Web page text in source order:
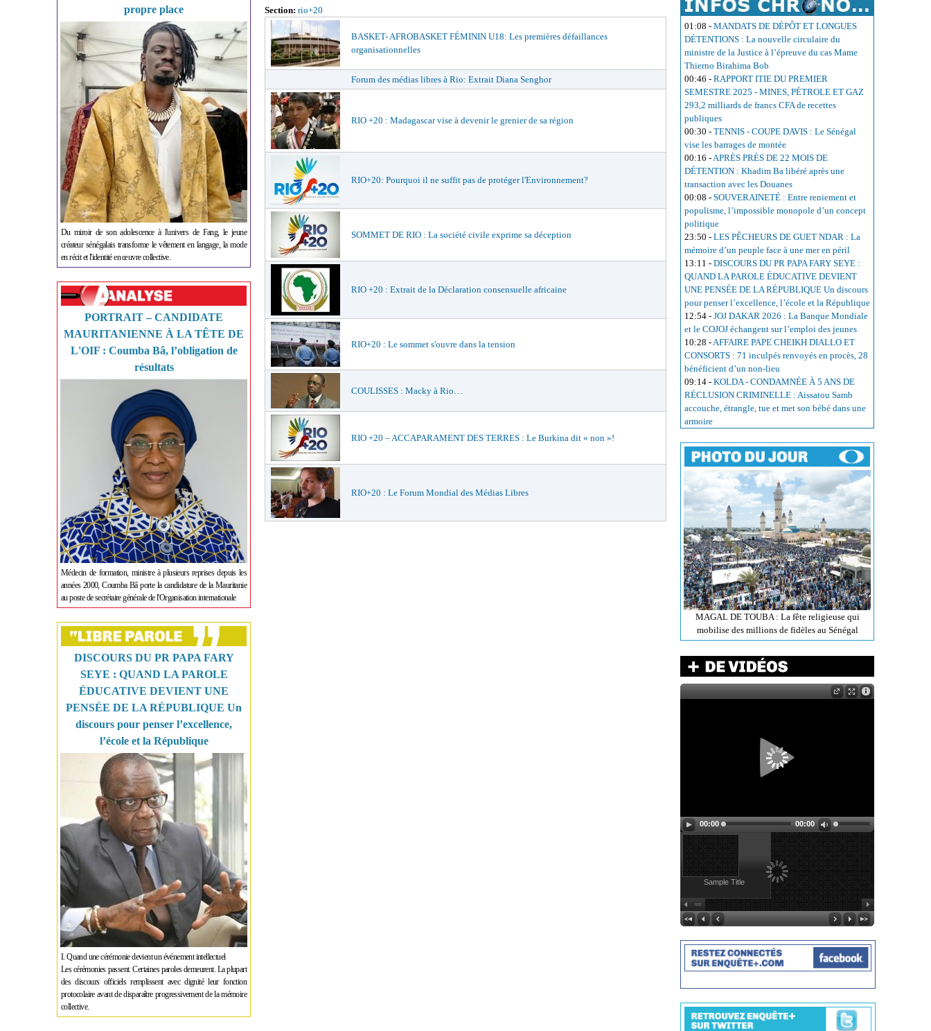
propre place
Du miroir de son adolescence à l'univers de Fang, le jeune
créateur sénégalais transforme le vêtement en langage, la mode
en récit et l'identité en œuvre collective.
PORTRAIT – CANDIDATE
MAURITANIENNE À LA TÊTE DE
L'OIF : Coumba Bâ, l’obligation de
résultats
Médecin de formation, ministre à plusieurs reprises depuis les
années 2000, Coumba Bâ porte la candidature de la Mauritanie
au poste de secrétaire générale de l'Organisation internationale
DISCOURS DU PR PAPA FARY
SEYE : QUAND LA PAROLE
ÉDUCATIVE DEVIENT UNE
PENSÉE DE LA RÉPUBLIQUE Un
discours pour penser l’excellence,
l’école et la République
I. Quand une cérémonie devient un événement intellectuel
Les cérémonies passent. Certaines paroles demeurent. La plupart
des discours officiels remplissent avec dignité leur fonction
protocolaire avant de disparaître progressivement de la mémoire
collective.
Section: rio+20
BASKET- AFROBASKET FÉMININ U18: Les premières défaillances
organisationnelles
Forum des médias libres à Rio: Extrait Diana Senghor
RIO +20 : Madagascar vise à devenir le grenier de sa région
RIO+20: Pourquoi il ne suffit pas de protéger l'Environnement?
SOMMET DE RIO : La société civile exprime sa déception
RIO +20 : Extrait de la Déclaration consensuelle africaine
RIO+20 : Le sommet s'ouvre dans la tension
COULISSES : Macky à Rio…
RIO +20 – ACCAPARAMENT DES TERRES : Le Burkina dit « non »!
RIO+20 : Le Forum Mondial des Médias Libres
01:08 - MANDATS DE DÉPÔT ET LONGUES
DÉTENTIONS : La nouvelle circulaire du
ministre de la Justice à l’épreuve du cas Mame
Thierno Birahima Bob
00:46 - RAPPORT ITIE DU PREMIER
SEMESTRE 2025 - MINES, PÉTROLE ET GAZ
293,2 milliards de francs CFA de recettes
publiques
00:30 - TENNIS - COUPE DAVIS : Le Sénégal
vise les barrages de montée
00:16 - APRÈS PRÈS DE 22 MOIS DE
DÉTENTION : Khadim Ba libéré après une
transaction avec les Douanes
00:08 - SOUVERAINETÉ : Entre reniement et
populisme, l’impossible monopole d’un concept
politique
23:50 - LES PÊCHEURS DE GUET NDAR : La
mémoire d’un peuple face à une mer en péril
13:11 - DISCOURS DU PR PAPA FARY SEYE :
QUAND LA PAROLE ÉDUCATIVE DEVIENT
UNE PENSÉE DE LA RÉPUBLIQUE Un discours
pour penser l’excellence, l’école et la République
12:54 - JOJ DAKAR 2026 : La Banque Mondiale
et le COJOJ échangent sur l’emploi des jeunes
10:28 - AFFAIRE PAPE CHEIKH DIALLO ET
CONSORTS : 71 inculpés renvoyés en procès, 28
bénéficient d’un non-lieu
09:14 - KOLDA - CONDAMNÉE À 5 ANS DE
RÉCLUSION CRIMINELLE : Aissatou Samb
accouche, étrangle, tue et met son bébé dans une
armoire
MAGAL DE TOUBA : La fête religieuse qui
mobilise des millions de fidèles au Sénégal
00:00 00:00
Sample Title